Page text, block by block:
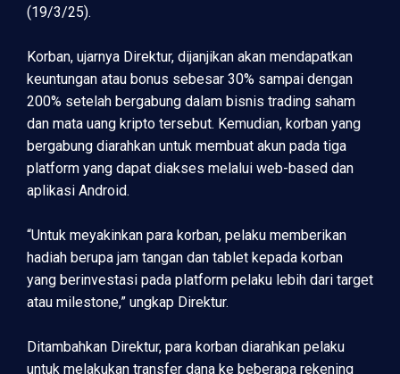
(19/3/25).
Korban, ujarnya Direktur, dijanjikan akan mendapatkan
keuntungan atau bonus sebesar 30% sampai dengan
200% setelah bergabung dalam bisnis trading saham
dan mata uang kripto tersebut. Kemudian, korban yang
bergabung diarahkan untuk membuat akun pada tiga
platform yang dapat diakses melalui web-based dan
aplikasi Android.
“Untuk meyakinkan para korban, pelaku memberikan
hadiah berupa jam tangan dan tablet kepada korban
yang berinvestasi pada platform pelaku lebih dari target
atau milestone,” ungkap Direktur.
Ditambahkan Direktur, para korban diarahkan pelaku
untuk melakukan transfer dana ke beberapa rekening